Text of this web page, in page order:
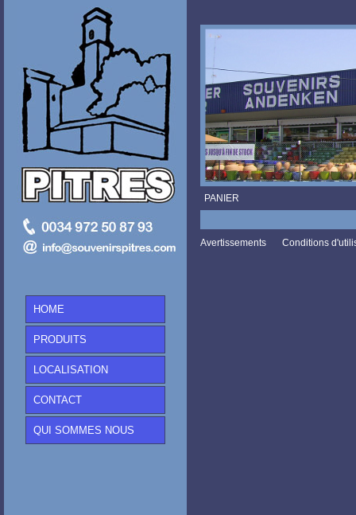
HOME
PRODUITS
LOCALISATION
CONTACT
QUI SOMMES NOUS
PANIER
Avertissements Conditions